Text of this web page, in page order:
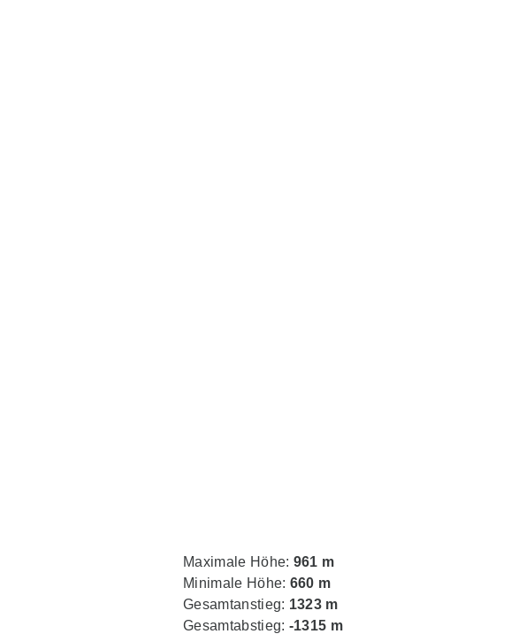
Maximale Höhe: 961 m
Minimale Höhe: 660 m
Gesamtanstieg: 1323 m
Gesamtabstieg: -1315 m